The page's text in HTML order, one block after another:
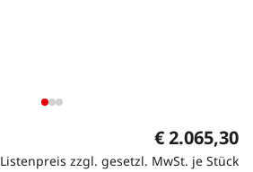
€ 2.065,30
Listenpreis zzgl. gesetzl. MwSt. je Stück